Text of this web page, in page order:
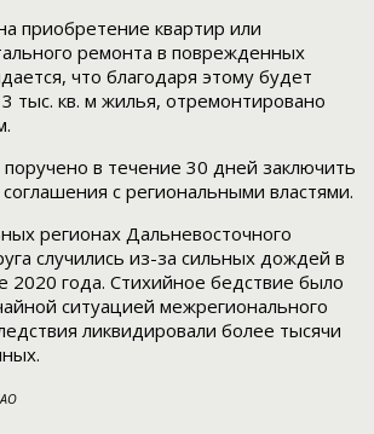
приобретение квартир или
ремонта в поврежденных
что благодаря этому будет
тыс. кв. м жилья, отремонтировано
в течение 30 дней заключить
с региональными властями.
регионах Дальневосточного
случились из-за сильных дождей в
2020 года. Стихийное бедствие было
ситуацией межрегионального
ликвидировали более тысячи